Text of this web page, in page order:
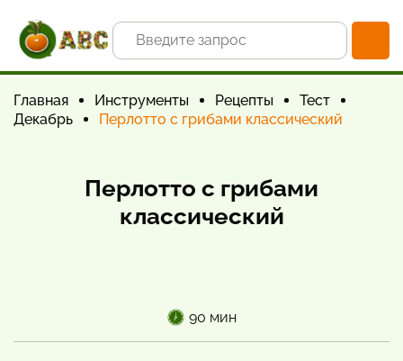
Главная Инструменты Рецепты
Тест
Декабрь
Перлотто с грибами классический
Перлотто с грибами
классический
90 мин